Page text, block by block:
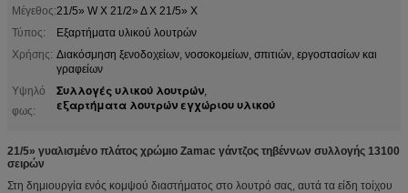
Μέγεθος:21/5» W Χ 21/2» Δ Χ 21/5» Χ
Τύπος:
Εξαρτήματα υλικού λουτρών
Χρήσης: Διακόσμηση ξενοδοχείων, νοσοκομείων, σπιτιών, εργοστασίων και
γραφείων
Υψηλό
φως:
Συλλογές υλικού λουτρών,
εξαρτήματα λουτρών εγχώριου υλικού
21/5» γυαλισμένο πλάτος χρώμιο Zamac γάντζος τηβέννων συλλογής 13100
σειρών
Στη δημιουργία ενός κομψού διαστήματος στο λουτρό σας, αυτά τα είδη τοίχου